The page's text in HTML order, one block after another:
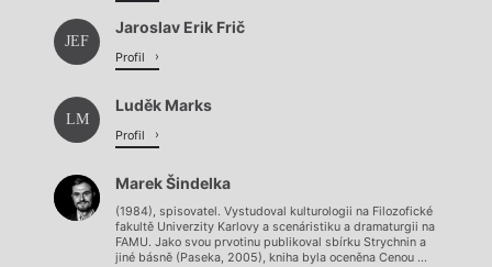
JEF
Jaroslav Erik Frič
Profil
LM
Luděk Marks
Profil
Marek Šindelka
(1984), spisovatel. Vystudoval kulturologii na Filozofické
fakultě Univerzity Karlovy a scenáristiku a dramaturgii na
FAMU. Jako svou prvotinu publikoval sbírku Strychnin a
jiné básně (Paseka, 2005), kniha byla oceněna Cenou ...